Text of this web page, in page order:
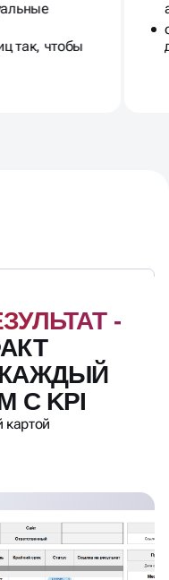
так, чтобы
С KPI
картой